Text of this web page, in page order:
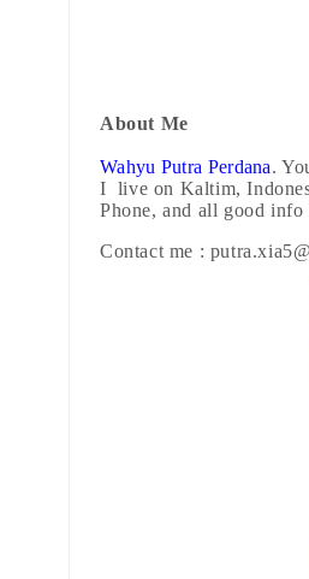
About Me
Wahyu Putra Perdana.
I live on Kaltim,
Phone, and all good info
Contact me :